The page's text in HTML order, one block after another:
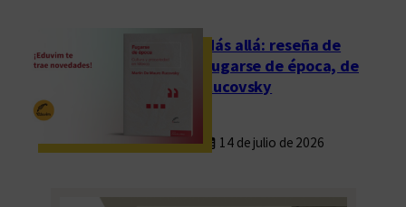
i
Más allá: reseña de
Fugarse de época, de
Rucovsky
14 de julio de 2026